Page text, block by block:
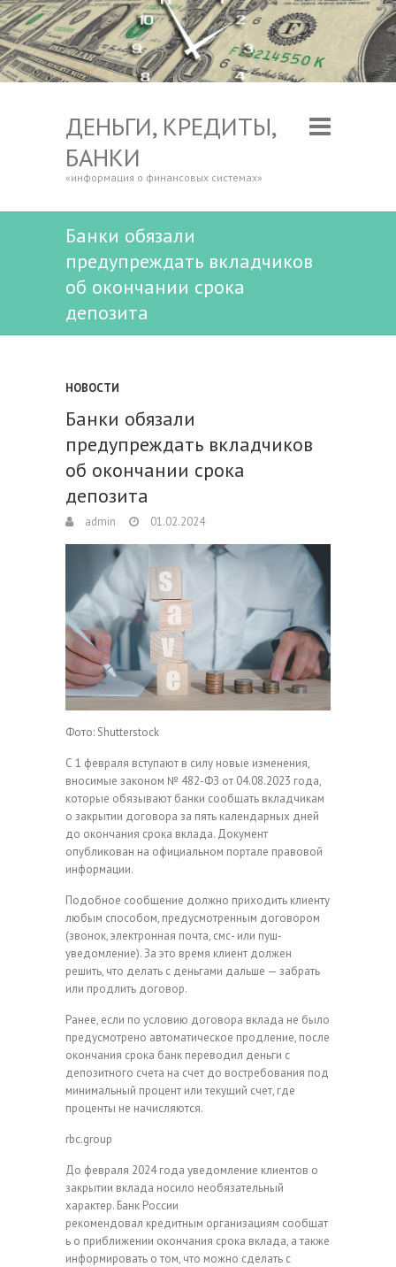
ДЕНЬГИ, КРЕДИТЫ,
БАНКИ
«информация о финансовых системах»
Банки обязали
предупреждать вкладчиков
об окончании срока
депозита
НОВОСТИ
Банки обязали
предупреждать вкладчиков
об окончании срока
депозита
admin 01.02.2024
Фото: Shutterstock
С 1 февраля вступают в силу новые изменения,
вносимые законом № 482-ФЗ от 04.08.2023 года,
которые обязывают банки сообщать вкладчикам
о закрытии договора за пять календарных дней
до окончания срока вклада. Документ
опубликован на официальном портале правовой
информации.
Подобное сообщение должно приходить клиенту
любым способом, предусмотренным договором
(звонок, электронная почта, смс- или пуш-
уведомление). За это время клиент должен
решить, что делать с деньгами дальше — забрать
или продлить договор.
Ранее, если по условию договора вклада не было
предусмотрено автоматическое продление, после
окончания срока банк переводил деньги с
депозитного счета на счет до востребования под
минимальный процент или текущий счет, где
проценты не начисляются.
rbc.group
До февраля 2024 года уведомление клиентов о
закрытии вклада носило необязательный
характер. Банк России
рекомендовал кредитным организациям сообщат
ь о приближении окончания срока вклада, а также
информировать о том, что можно сделать с